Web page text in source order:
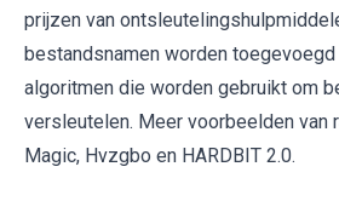
prijzen van
bestandsnamen worden
algoritmen die worden gebruikt om
versleutelen. Meer voorbeelden van
Magic, Hvzgbo en HARDBIT 2.0.